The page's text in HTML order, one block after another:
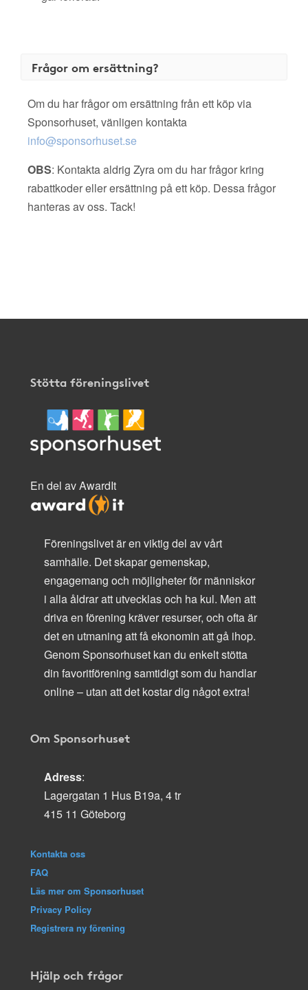
Frågor om ersättning?
Om du har frågor om ersättning från ett köp via
Sponsorhuset, vänligen kontakta
info@sponsorhuset.se
OBS: Kontakta aldrig Zyra om du har frågor kring
rabattkoder eller ersättning på ett köp. Dessa frågor
hanteras av oss. Tack!
Stötta föreningslivet
En del av AwardIt
Föreningslivet är en viktig del av vårt
samhälle. Det skapar gemenskap,
engagemang och möjligheter för människor
i alla åldrar att utvecklas och ha kul. Men att
driva en förening kräver resurser, och ofta är
det en utmaning att få ekonomin att gå ihop.
Genom Sponsorhuset kan du enkelt stötta
din favoritförening samtidigt som du handlar
online – utan att det kostar dig något extra!
Om Sponsorhuset
Adress:
Lagergatan 1 Hus B19a, 4 tr
415 11 Göteborg
Kontakta oss
FAQ
Läs mer om Sponsorhuset
Privacy Policy
Registrera ny förening
Hjälp och frågor